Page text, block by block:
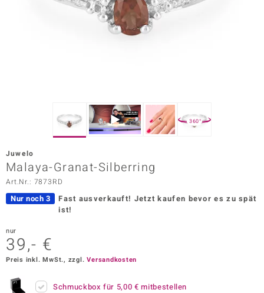
Vogue
360°
Juwelo
Malaya-Granat-Silberring
Art.Nr.: 7873RD
Nur noch 3 Fast ausverkauft! Jetzt kaufen bevor es zu spät
ist!
nur
39,- €
Preis inkl. MwSt., zzgl.Versandkosten
Schmuckbox für 5,00 € mitbestellen